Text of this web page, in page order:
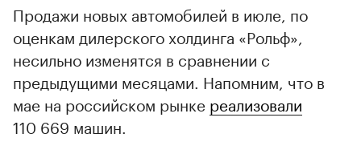
Продажи новых автомобилей в июле, по
оценкам дилерского холдинга «Рольф»,
несильно изменятся в сравнении с
предыдущими месяцами. Напомним, что в
мае на российском рынке реализовали
110 669 машин.